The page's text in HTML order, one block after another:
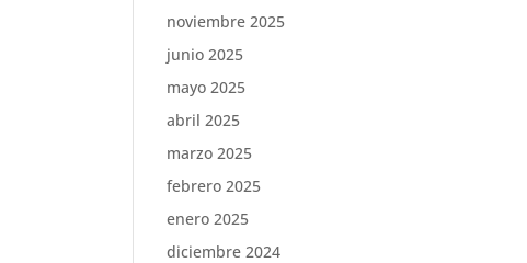
noviembre 2025
junio 2025
mayo 2025
abril 2025
marzo 2025
febrero 2025
enero 2025
diciembre 2024